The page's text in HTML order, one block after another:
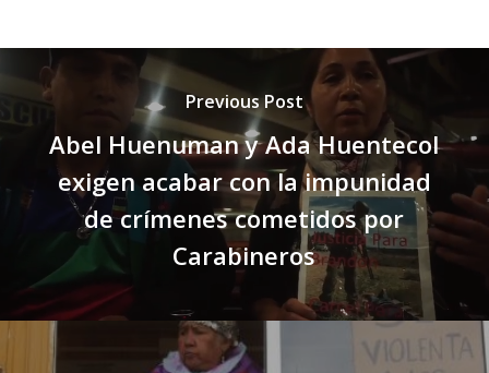
Previous Post
Abel Huenuman y Ada Huentecol
exigen acabar con la impunidad
de crímenes cometidos por
Carabineros